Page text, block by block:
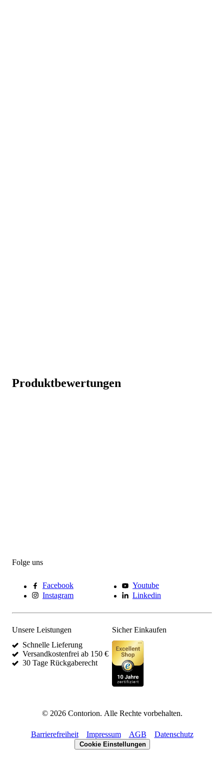
Produktbewertungen
Folge uns
Facebook
Youtube
Instagram
Linkedin
Unsere Leistungen
Schnelle Lieferung
Versandkostenfrei ab 150 €
30 Tage Rückgaberecht
Sicher Einkaufen
© 2026Contorion. Alle Rechte vorbehalten.
Barrierefreiheit Impressum AGB Datenschutz
Cookie Einstellungen